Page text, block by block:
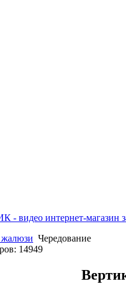
жалюзи Чередование
14949